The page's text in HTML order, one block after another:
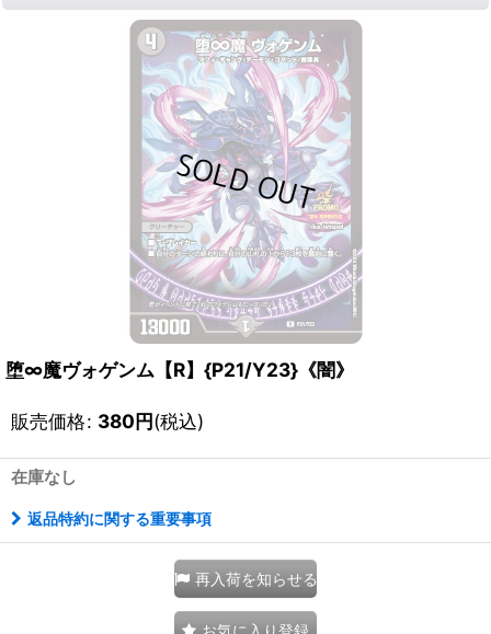
堕∞魔ヴォゲンム【R】{P21/Y23}《闇》
販売価格: 380円(税込)
在庫なし
返品特約に関する重要事項
再入荷を知らせる